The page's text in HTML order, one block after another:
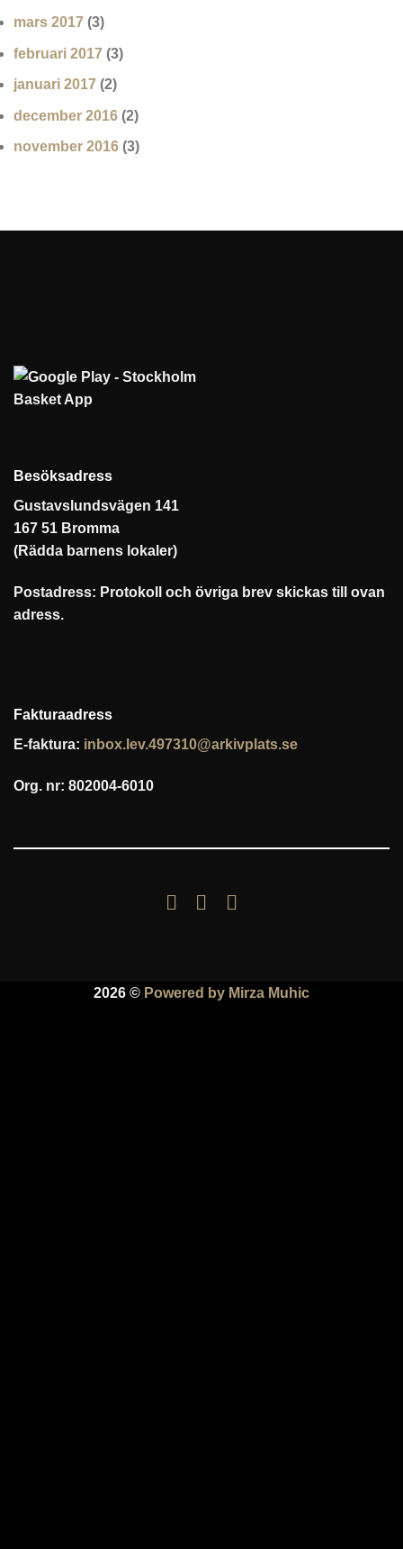
mars 2017 (3)
februari 2017 (3)
januari 2017 (2)
december 2016 (2)
november 2016 (3)
Besöksadress
Gustavslundsvägen 141
167 51 Bromma
(Rädda barnens lokaler)
Postadress: Protokoll och övriga brev skickas till ovan
adress.
Fakturaadress
E-faktura: inbox.lev.497310@arkivplats.se
Org. nr: 802004-6010
2026 © Powered by Mirza Muhic